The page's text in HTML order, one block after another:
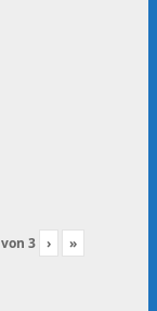
von 3 › »